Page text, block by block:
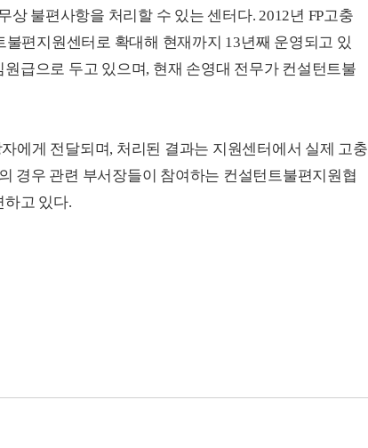
불편사항을 처리할 수 있는 센터다. 2012년 FP고충
편지원센터로 확대해 현재까지 13년째 운영되고 있
급으로 두고 있으며, 현재 손영대 전무가 컨설턴트불
에게 전달되며, 처리된 결과는 지원센터에서 실제 고충
경우 관련 부서장들이 참여하는 컨설턴트불편지원협
하고 있다.